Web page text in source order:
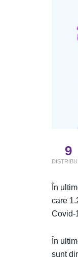
9
În
care
Covid-
În
sunt